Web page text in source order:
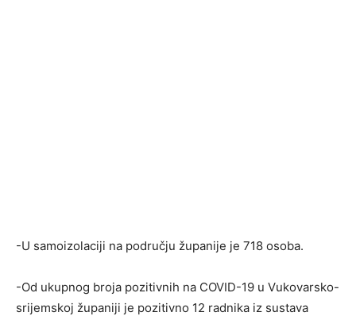
-U samoizolaciji na području županije je 718 osoba.
-Od ukupnog broja pozitivnih na COVID-19 u Vukovarsko-
srijemskoj županiji je pozitivno 12 radnika iz sustava